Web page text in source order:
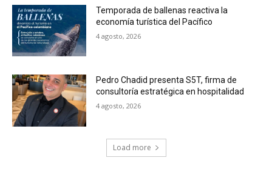
Temporada de ballenas reactiva la
economía turística del Pacífico
4 agosto, 2026
Pedro Chadid presenta S5T, firma de
consultoría estratégica en hospitalidad
4 agosto, 2026
Load more